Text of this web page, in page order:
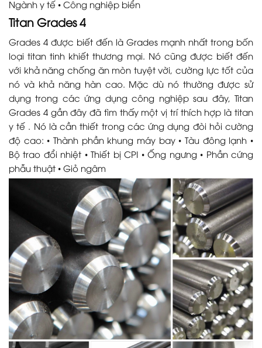
Ngành y tế • Công nghiệp biển
Titan Grades 4
Grades 4 được biết đến là Grades mạnh nhất trong bốn
loại titan tinh khiết thương mại. Nó cũng được biết đến
với khả năng chống ăn mòn tuyệt vời, cường lực tốt của
nó và khả năng hàn cao. Mặc dù nó thường được sử
dụng trong các ứng dụng công nghiệp sau đây, Titan
Grades 4 gần đây đã tìm thấy một vị trí thích hợp là titan
y tế . Nó là cần thiết trong các ứng dụng đòi hỏi cường
độ cao: • Thành phần khung máy bay • Tàu đông lạnh •
Bộ trao đổi nhiệt • Thiết bị CPI • Ống ngưng • Phần cứng
phẫu thuật • Giỏ ngâm